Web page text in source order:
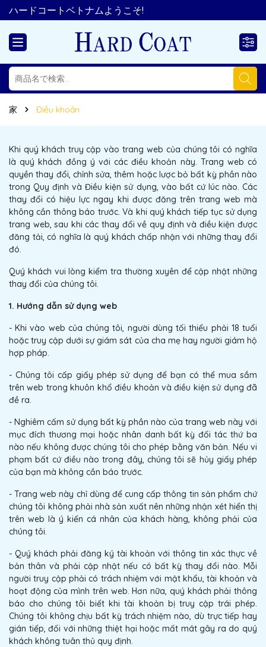
ハードコートベトナムようこそ!
家 Điều khoản
Khi quý khách truy cập vào trang web của chúng tôi có nghĩa
là quý khách đồng ý với các điều khoản này. Trang web có
quyền thay đổi, chỉnh sửa, thêm hoặc lược bỏ bất kỳ phần nào
trong Quy định và Điều kiện sử dụng, vào bất cứ lúc nào. Các
thay đổi có hiệu lực ngay khi được đăng trên trang web mà
không cần thông báo trước. Và khi quý khách tiếp tục sử dụng
trang web, sau khi các thay đổi về quy định và điều kiện được
đăng tải, có nghĩa là quý khách chấp nhận với những thay đổi
đó.
Quý khách vui lòng kiểm tra thường xuyên để cập nhật những
thay đổi của chúng tôi.
1. Hướng dẫn sử dụng web
- Khi vào web của chúng tôi, người dùng tối thiểu phải 18 tuổi
hoặc truy cập dưới sự giám sát của cha mẹ hay người giám hộ
hợp pháp.
- Chúng tôi cấp giấy phép sử dụng để bạn có thể mua sắm
trên web trong khuôn khổ điều khoản và điều kiện sử dụng đã
đề ra.
- Nghiêm cấm sử dụng bất kỳ phần nào của trang web này với
mục đích thương mại hoặc nhân danh bất kỳ đối tác thứ ba
nào nếu không được chúng tôi cho phép bằng văn bản. Nếu vi
phạm bất cứ điều nào trong đây, chúng tôi sẽ hủy giấy phép
của bạn mà không cần báo trước.
- Trang web này chỉ dùng để cung cấp thông tin sản phẩm chứ
chúng tôi không phải nhà sản xuất nên những nhận xét hiển thị
trên web là ý kiến cá nhân của khách hàng, không phải của
chúng tôi.
- Quý khách phải đăng ký tài khoản với thông tin xác thực về
bản thân và phải cập nhật nếu có bất kỳ thay đổi nào. Mỗi
người truy cập phải có trách nhiệm với mật khẩu, tài khoản và
hoạt động của mình trên web. Hơn nữa, quý khách phải thông
báo cho chúng tôi biết khi tài khoản bị truy cập trái phép.
Chúng tôi không chịu bất kỳ trách nhiệm nào, dù trực tiếp hay
gián tiếp, đối với những thiệt hại hoặc mất mát gây ra do quý
khách không tuân thủ quy định.